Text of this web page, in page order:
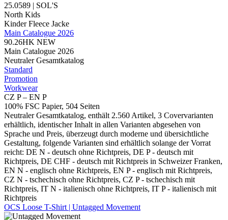
25.0589 | SOL'S
North Kids
Kinder Fleece Jacke
Main Catalogue 2026
90.26HK NEW
Main Catalogue 2026
Neutraler Gesamtkatalog
Standard
Promotion
Workwear
CZ P – EN P
100% FSC Papier, 504 Seiten
Neutraler Gesamtkatalog, enthält 2.560 Artikel, 3 Covervarianten
erhältlich, identischer Inhalt in allen Varianten abgesehen von
Sprache und Preis, überzeugt durch moderne und übersichtliche
Gestaltung, folgende Varianten sind erhältlich solange der Vorrat
reicht: DE N - deutsch ohne Richtpreis, DE P - deutsch mit
Richtpreis, DE CHF - deutsch mit Richtpreis in Schweizer Franken,
EN N - englisch ohne Richtpreis, EN P - englisch mit Richtpreis,
CZ N - tschechisch ohne Richtpreis, CZ P - tschechisch mit
Richtpreis, IT N - italienisch ohne Richtpreis, IT P - italienisch mit
Richtpreis
OCS Loose T-Shirt | Untagged Movement